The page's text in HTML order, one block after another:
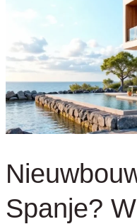
Spanje?